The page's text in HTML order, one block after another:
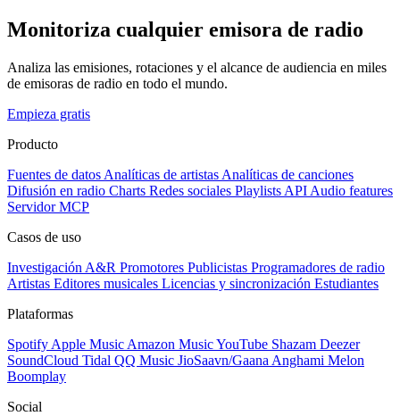
Monitoriza cualquier emisora de radio
Analiza las emisiones, rotaciones y el alcance de audiencia en miles
de emisoras de radio en todo el mundo.
Empieza gratis
Producto
Fuentes de datos Analíticas de artistas Analíticas de canciones
Difusión en radio Charts Redes sociales Playlists API Audio features
Servidor MCP
Casos de uso
Investigación A&R Promotores Publicistas Programadores de radio
Artistas Editores musicales Licencias y sincronización Estudiantes
Plataformas
Spotify Apple Music Amazon MusicYouTube Shazam Deezer
SoundCloud Tidal QQ Music JioSaavn/Gaana Anghami Melon
Boomplay
Social